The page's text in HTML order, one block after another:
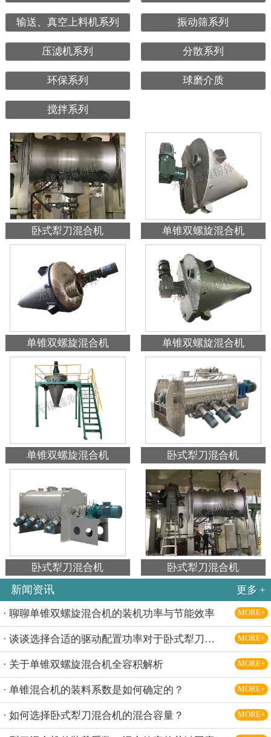
输送、真空上料机系列 振动筛系列
压滤机系列 分散系列
环保系列 球磨介质
搅拌系列
卧式犁刀混合机 单锥双螺旋混合机
单锥双螺旋混合机 单锥双螺旋混合机
单锥双螺旋混合机 卧式犁刀混合机
卧式犁刀混合机 卧式犁刀混合机
新闻资讯 更多 +
· 聊聊单锥双螺旋混合机的装机功率与节能效率 MORE+
· 谈谈选择合适的驱动配置功率对于卧式犁刀混合机的意义 MORE+
· 关于单锥双螺旋混合机全容积解析 MORE+
· 单锥混合机的装料系数是如何确定的？ MORE+
· 如何选择卧式犁刀混合机的混合容量？ MORE+